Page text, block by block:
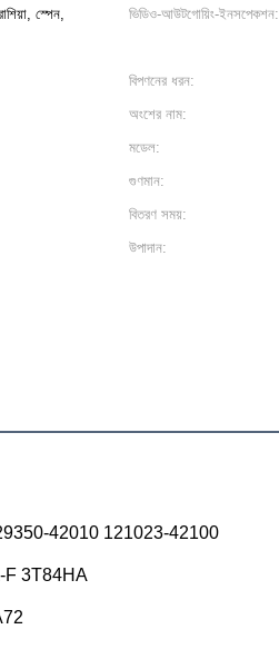
স্পেন,
ভিডিও-আউটগোয়িং-ইনসপেকশন:
বিপণনের ধরন:
অংশের নাম:
মডেল:
গুণমান:
বিতরণ সময়:
উপাদান:
42010 121023-42100
F 3T84HA